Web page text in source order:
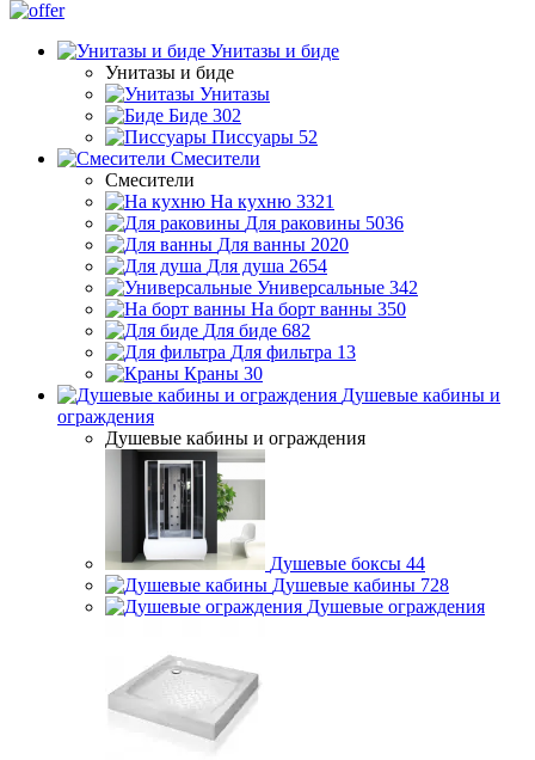
Унитазы и биде
Унитазы и биде
Унитазы
Биде 302
Писсуары 52
Смесители
Смесители
На кухню 3321
Для раковины 5036
Для ванны 2020
Для душа 2654
Универсальные 342
На борт ванны 350
Для биде 682
Для фильтра 13
Краны 30
Душевые кабины и
ограждения
Душевые кабины и ограждения
Душевые боксы 44
Душевые кабины 728
Душевые ограждения